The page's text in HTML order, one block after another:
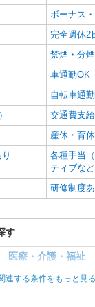
ボーナス
完全週休2
禁煙・分煙
車通勤OK
自転車通
交通費支給
産休・育
各種手当
ティブな
研修制度あ
す
医療・介護・福祉
手・助産師
連する条件をもっと見る